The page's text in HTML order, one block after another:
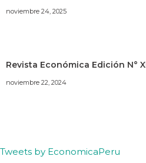
noviembre 24, 2025
Revista Económica Edición N°
noviembre 22, 2024
Tweets by EconomicaPeru